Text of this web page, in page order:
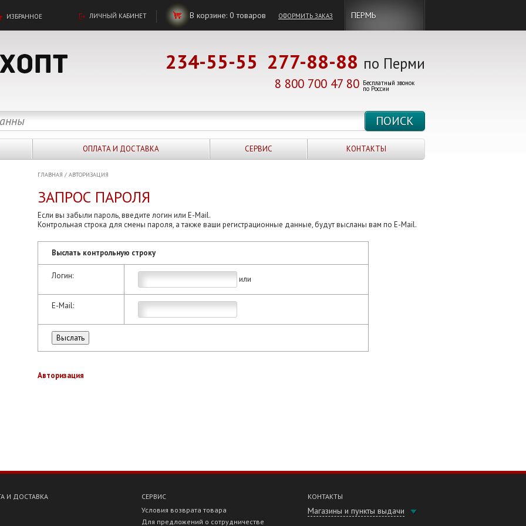
ИЗБРАННОЕ ЛИЧНЫЙ КАБИНЕТ В корзине: 0товаров ОФОРМИТЬ ЗАКАЗ ПЕРМЬ
234-55-55 277-88-88 по Перми
8 800 700 47 80 Бесплатный звонок
по России
ОПЛАТА И ДОСТАВКА СЕРВИС КОНТАКТЫ
ГЛАВНАЯ / АВТОРИЗАЦИЯ
ЗАПРОС ПАРОЛЯ
Если вы забыли пароль, введите логин или E-Mail.
Контрольная строка для смены пароля, а также ваши регистрационные данные, будут высланы вам по E-Mail.
Выслать контрольную строку
Логин: или
E-Mail:
Авторизация
КОНТАКТЫ
Магазины и пункты выдачи
И ДОСТАВКА
СЕРВИС
Условия возврата товара
Для предложений о сотрудничестве